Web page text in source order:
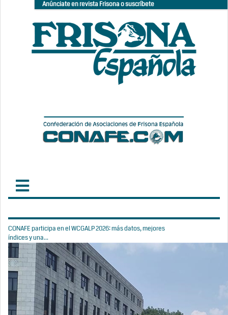
Anúnciate en revista Frisona o suscríbete
CONAFE participa en el WCGALP 2026: más datos, mejores
índices y una...